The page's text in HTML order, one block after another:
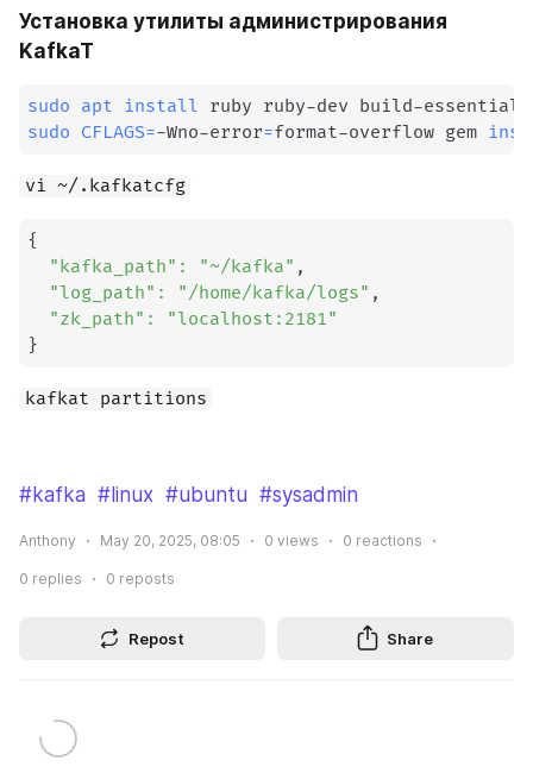
Установка утилиты администрирования
KafkaT
sudo apt install
sudo CFLAGS=-Wno-error=format-overflow gem
vi ~/.kafkatcfg
{
"kafka_path" : "~/kafka" ,
"log_path" : "/home/kafka/logs" ,
"zk_path" :
"localhost:2181"
}
kafkat partitions
#kafka #linux #ubuntu #sysadmin
Anthony May 20, 2025, 08:05 0 views 0 reactions
0 replies 0 reposts
Repost Share